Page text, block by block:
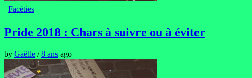
Facéties
Pride 2018 : Chars à suivre ou à éviter
by Gaëlle /8 ans ago